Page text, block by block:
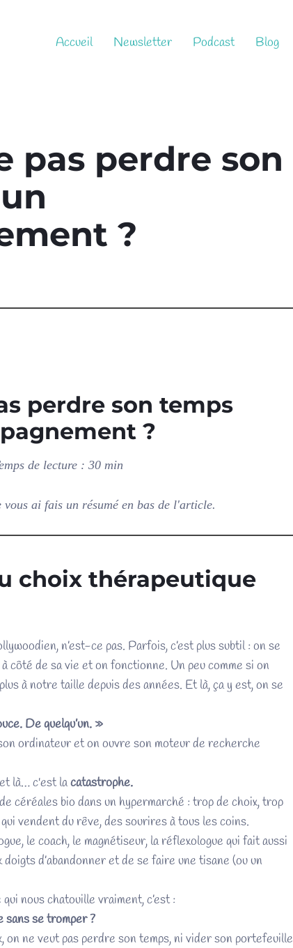
Accueil Newsletter Podcast Blog
pas perdre son
?
perdre son temps
?
de lecture : 30 min
ai fais un résumé en bas de l'article.
choix thérapeutique
n’est-ce pas. Parfois, c’est plus subtil : on se
côté de sa vie et on fonctionne. Un peu comme si on
à notre taille depuis des années. Et là, ça y est, on se
De quelqu’un. »
ordinateur et on ouvre son moteur de recherche
là… c'est lacatastrophe.
céréales bio dans un hypermarché : trop de choix, trop
vendent du rêve, des sourires à tous les coins.
le coach, le magnétiseur, la réflexologue qui fait aussi
d’abandonner et de se faire une tisane (ou un
nous chatouille vraiment, c’est :
sans se tromper ?
on ne veut pas perdre son temps, ni vider son portefeuille